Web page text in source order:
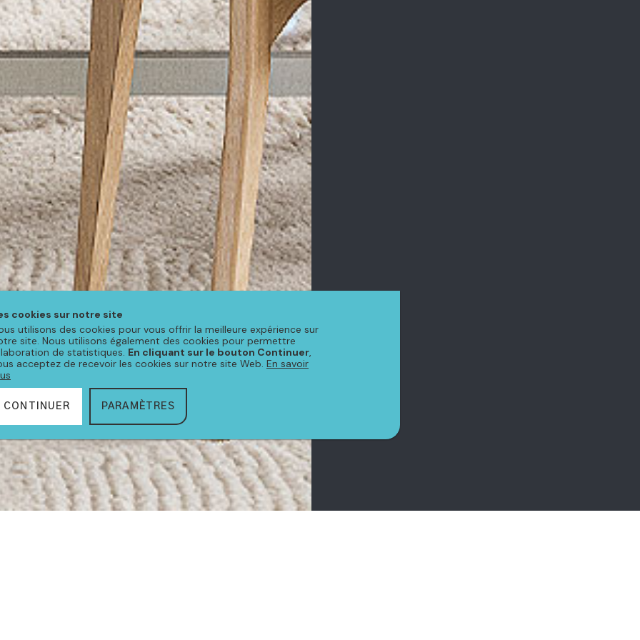
cookies sur notre site
utilisons des cookies pour vous offrir la meilleure expérience sur
site. Nous utilisons également des cookies pour permettre
de statistiques. En cliquant sur le bouton Continuer,
acceptez de recevoir les cookies sur notre site Web. En savoir
CONTINUER PARAMÈTRES